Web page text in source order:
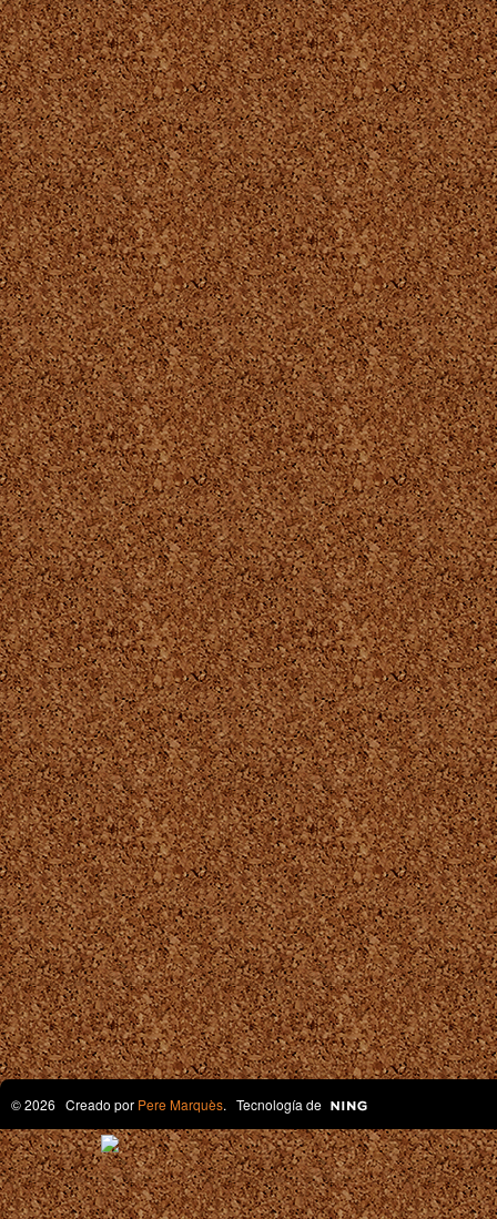
© 2026 Creado por Pere Marquès. Tecnología de